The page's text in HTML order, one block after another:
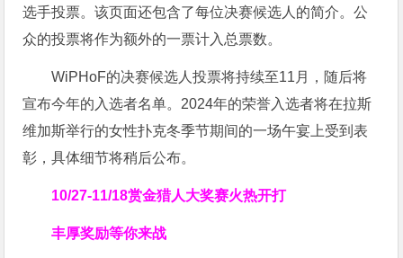
选手投票。该页面还包含了每位决赛候选人的简介。公
众的投票将作为额外的一票计入总票数。
WiPHoF的决赛候选人投票将持续至11月，随后将
宣布今年的入选者名单。2024年的荣誉入选者将在拉斯
维加斯举行的女性扑克冬季节期间的一场午宴上受到表
彰，具体细节将稍后公布。
10/27-11/18赏金猎人大奖赛火热开打
丰厚奖励等你来战